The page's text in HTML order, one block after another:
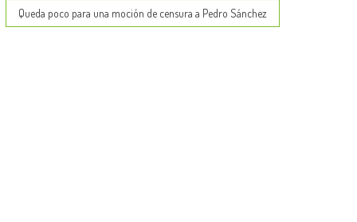
Queda poco para una moción de censura a Pedro Sánchez